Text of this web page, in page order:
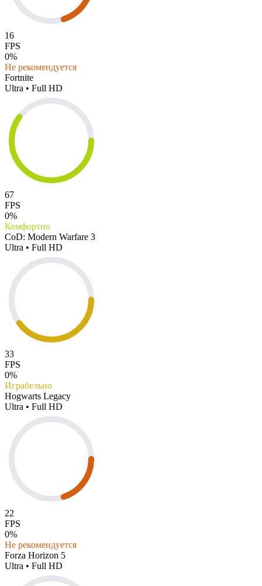
16
FPS
0%
Не рекомендуется
Fortnite
Ultra • Full HD
67
FPS
0%
Комфортно
CoD: Modern Warfare 3
Ultra • Full HD
33
FPS
0%
Играбельно
Hogwarts Legacy
Ultra • Full HD
22
FPS
0%
Не рекомендуется
Forza Horizon 5
Ultra • Full HD